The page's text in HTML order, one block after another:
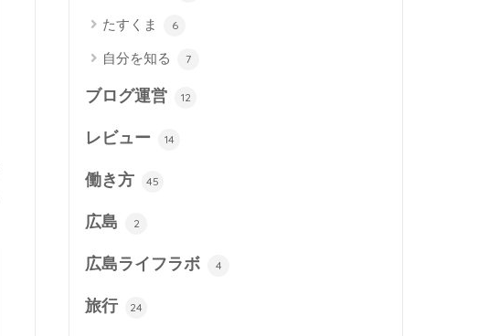
たすくま 6
自分を知る 7
ブログ運営 12
レビュー 14
働き方 45
広島 2
広島ライフラボ 4
旅行 24